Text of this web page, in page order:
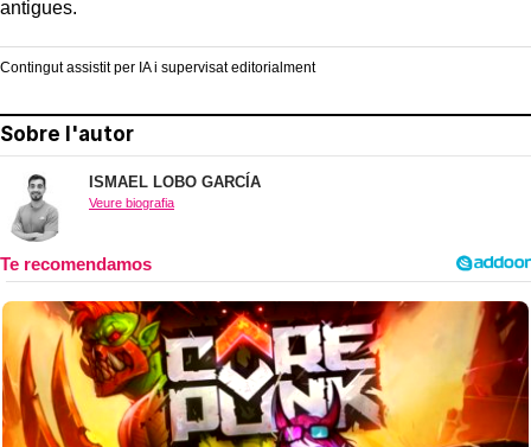
antigues.
Contingut assistit per IA i supervisat editorialment
Sobre l'autor
ISMAEL LOBO GARCÍA
Veure biografia